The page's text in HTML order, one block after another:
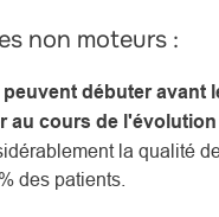
non moteurs :
débuter avant
au cours de
la qualité
des patients.